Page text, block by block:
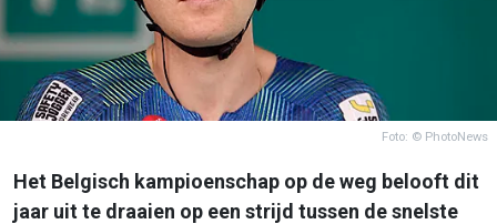
Foto: © PhotoNews
Het Belgisch kampioenschap op de weg belooft dit
jaar uit te draaien op een strijd tussen de snelste